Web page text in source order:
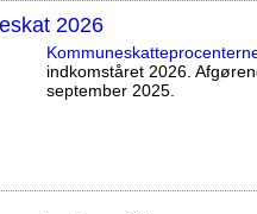
2026
indkomståret 2026.
september 2025.